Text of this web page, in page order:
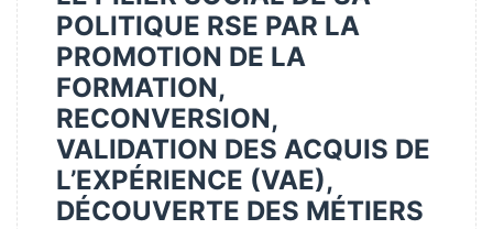
POLITIQUE RSE PAR LA
PROMOTION DE LA
FORMATION,
RECONVERSION,
VALIDATION DES ACQUIS DE
L’EXPÉRIENCE (VAE),
DÉCOUVERTE DES MÉTIERS